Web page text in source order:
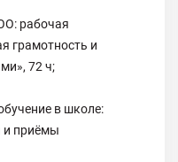
рабочая
грамотность и
72 ч;
в школе:
и приёмы